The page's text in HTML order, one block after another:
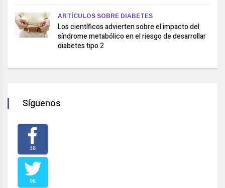
ARTÍCULOS SOBRE DIABETES
Los científicos advierten sobre el impacto del
síndrome metabólico en el riesgo de desarrollar
diabetes tipo 2
Síguenos
38
98